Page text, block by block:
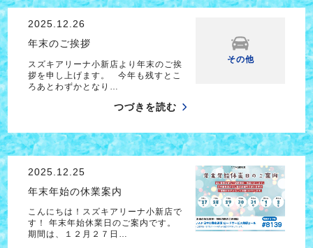
2025.12.26
年末のご挨拶
スズキアリーナ小新店より年末のご挨
拶を申し上げます。 今年も残すとこ
ろあとわずかとなり…
つづきを読む
その他
2025.12.25
年末年始の休業案内
こんにちは！スズキアリーナ小新店で
す！ 年末年始休業日のご案内です。
期間は、１２月２７日…